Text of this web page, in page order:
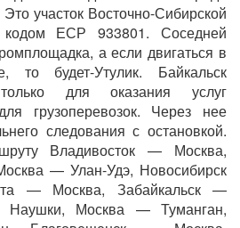
участок Восточно-Сибирской
ЕСР 933801. Соседней
а если двигаться в
то будет-Утулик. Байкальск
для оказания услуг
грузоперевозок. Через нее
следования с остановкой.
Владивосток — Москва,
— Улан-Удэ, Новосибирск
— Москва, Забайкальск —
Наушки, Москва — Туманган,